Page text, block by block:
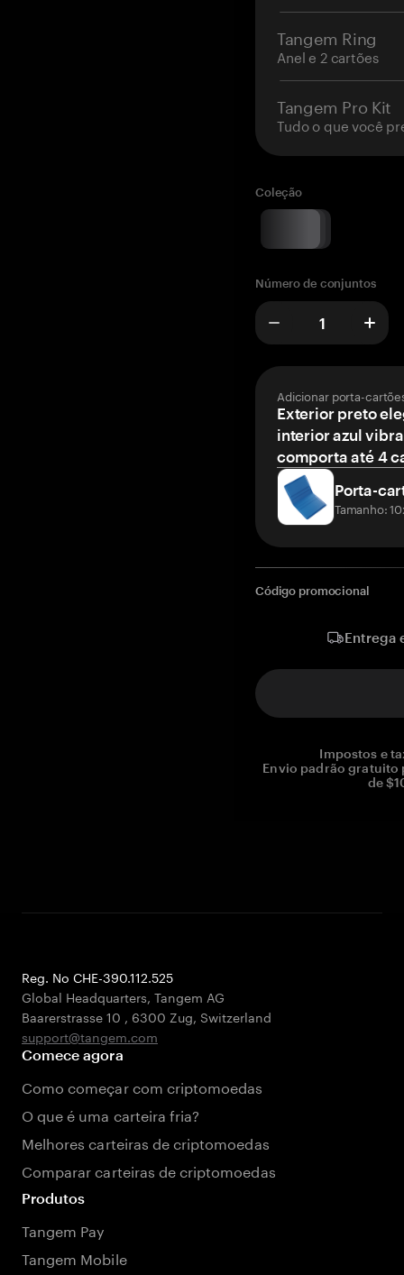
Tangem Ring
Anel e 2 cartões
Tangem Pro Kit
Tudo o que você
Coleção
Número de conjuntos
Adicionar porta-
Exterior preto
interior azul
comporta até 4
Porta-
Tamanho:
Código promocional
Entrega
Impostos e
Envio padrão gratuito
de
Reg. No CHE-390.112.525
Global Headquarters, Tangem AG
Baarerstrasse 10 , 6300 Zug, Switzerland
support@tangem.com
Comece agora
Como começar com criptomoedas
O que é uma carteira fria?
Melhores carteiras de criptomoedas
Comparar carteiras de criptomoedas
Produtos
Tangem Pay
Tangem Mobile